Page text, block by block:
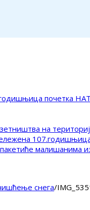
почетка
на
107.годишњица
малишанима
снега/